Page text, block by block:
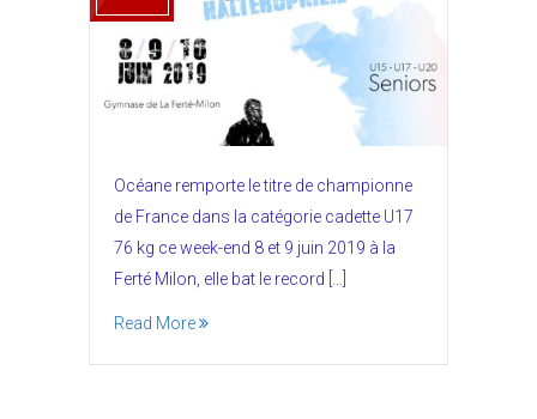
Océane remporte le titre de championne
de France dans la catégorie cadette U17
76 kg ce week-end 8 et 9 juin 2019 à la
Ferté Milon, elle bat le record […]
Read More